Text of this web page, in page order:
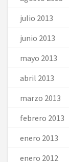
julio 2013
junio 2013
mayo 2013
abril 2013
marzo 2013
febrero 2013
enero 2013
enero 2012